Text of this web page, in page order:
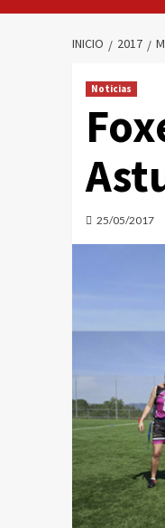
INICIO 2017
Noticias
25/05/2017